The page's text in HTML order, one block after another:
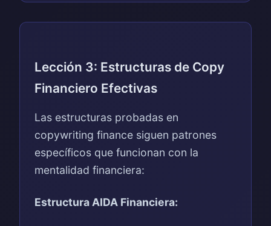
Lección 3: Estructuras de Copy
Financiero Efectivas
Las estructuras probadas en
copywriting finance siguen patrones
específicos que funcionan con la
mentalidad financiera:
Estructura AIDA Financiera: